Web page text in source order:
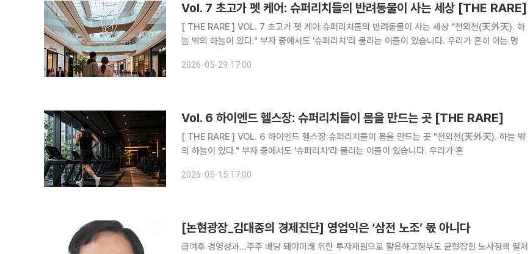
Vol. 7 초고가 펫 케어: 슈퍼리치들의 반려동물이 사는 세상 [THE RARE]
[ THE RARE ] VOL. 7 초고가 펫 케어:슈퍼리치들의 반려동물이 사는 세상 "천외천(天外天). 하
늘 밖의 하늘이 있다." 부자 중에서도 '슈퍼리치'라 불리는 이들이 있습니다. 우리가 흔히 아는 명
2026-05-29 17:00
Vol. 6 하이엔드 헬스장: 슈퍼리치들이 몸을 만드는 곳 [THE RARE]
[ THE RARE ] VOL. 6 하이엔드 헬스장:슈퍼리치들이 몸을 만드는 곳 "천외천(天外天). 하늘 밖
의 하늘이 있다." 부자 중에서도 '슈퍼리치'라 불리는 이들이 있습니다. 우리가 흔
2026-05-15 17:00
[논현광장_김대종의 경제진단] 영업익은 ‘삼전 노조’ 몫 아니다
급여후 경영성과…주주 배당 돼야미래 위한 투자재원으로 활용하고정부도 균형잡힌 노사정책 펼쳐